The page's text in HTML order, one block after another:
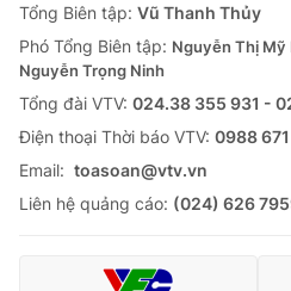
Tổng Biên tập: Vũ Thanh Thủy
Phó Tổng Biên tập: Nguyễn Thị Mỹ
Nguyễn Trọng Ninh
Tổng đài VTV: 024.38 355 931 -
Ðiện thoại Thời báo VTV: 0988 671
Email: toasoan@vtv.vn
Liên hệ quảng cáo: (024) 626